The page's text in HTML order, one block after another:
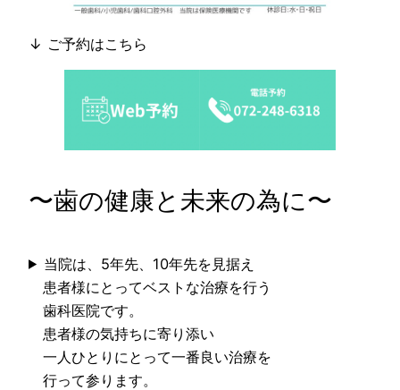
↓ ご予約はこちら
〜歯の健康と未来の為に〜
当院は、5年先、10年先を見据え
患者様にとってベストな治療を行う
歯科医院です。
患者様の気持ちに寄り添い
一人ひとりにとって一番良い治療を
行って参ります。